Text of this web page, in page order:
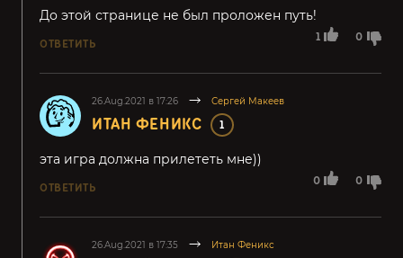
1 0
До этой странице не был проложен путь!
ОТВЕТИТЬ
26.Aug.2021 в 17:26 Сергей Макеев
ИТАН ФЕНИКС 1
0 0
эта игра должна прилететь мне))
ОТВЕТИТЬ
26.Aug.2021 в 17:35 Итан Феникс